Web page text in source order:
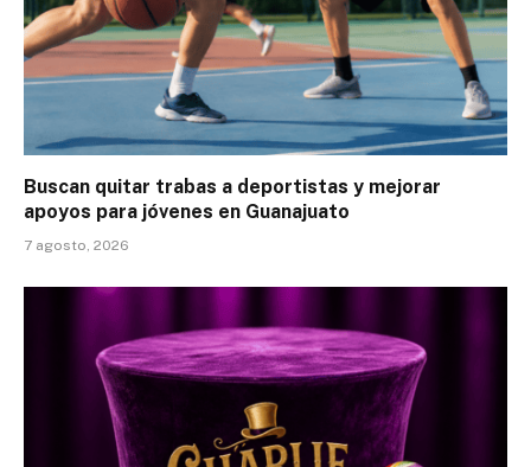
Buscan quitar trabas a deportistas y mejorar
apoyos para jóvenes en Guanajuato
7 agosto, 2026